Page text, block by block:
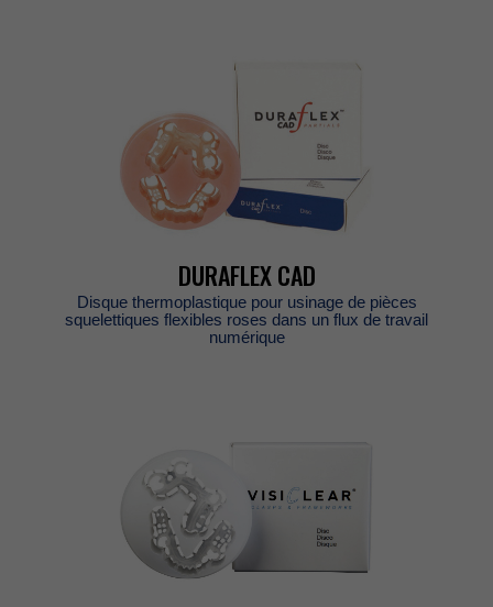
DURAFLEXCAD
Disquethermoplastiquepourusinagedepièces
squelettiquesflexiblesrosesdansunfluxdetravail
numérique